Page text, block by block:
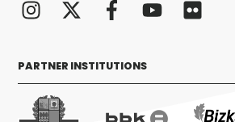
PARTNER INSTITUTIONS